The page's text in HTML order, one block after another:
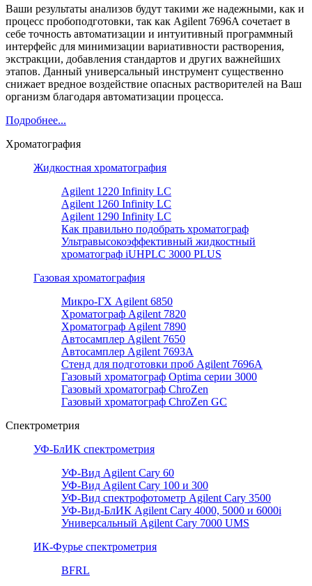
Ваши результаты анализов будут такими же надежными, как и
процесс пробоподготовки, так как Agilent 7696A сочетает в
себе точность автоматизации и интуитивный программный
интерфейс для минимизации вариативности растворения,
экстракции, добавления стандартов и других важнейших
этапов. Данный универсальный инструмент существенно
снижает вредное воздействие опасных растворителей на Ваш
организм благодаря автоматизации процесса.
Подробнее...
Хроматография
Жидкостная хроматография
Agilent 1220 Infinity LC
Agilent 1260 Infinity LC
Agilent 1290 Infinity LC
Как правильно подобрать хроматограф
Ультравысокоэффективный жидкостный
хроматограф iUHPLC 3000 PLUS
Газовая хроматография
Микро-ГХ Agilent 6850
Хроматограф Agilent 7820
Хроматограф Agilent 7890
Автосамплер Agilent 7650
Автосамплер Agilent 7693A
Стенд для подготовки проб Agilent 7696А
Газовый хроматограф Optima серии 3000
Газовый хроматограф ChroZen
Газовый хроматограф ChroZen GC
Спектрометрия
УФ-БлИК спектрометрия
УФ-Вид Agilent Cary 60
УФ-Вид Agilent Cary 100 и 300
УФ-Вид спектрофотометр Agilent Cary 3500
УФ-Вид-БлИК Agilent Cary 4000, 5000 и 6000i
Универсальный Agilent Cary 7000 UMS
ИК-Фурье спектрометрия
BFRL